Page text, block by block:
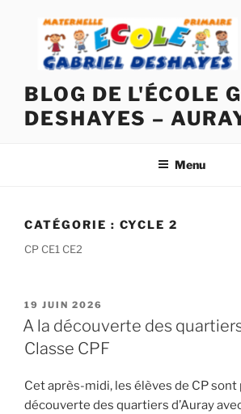
principal
BLOG DE L'ÉCOLE
DESHAYES –
Menu
CATÉGORIE : CYCLE 2
CP CE1 CE2
PUBLIÉ
LE
19 JUIN 2026
A la découverte des quartiers
Classe CPF
Cet après-midi, les élèves de CP sont
découverte des quartiers d’Auray